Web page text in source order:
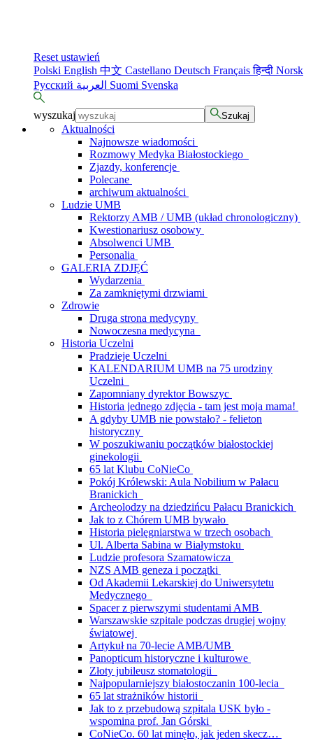
Reset ustawień
Polski English 中文 Castellano Deutsch Françaisहिन्दी Norsk
Русский
Suomi Svenska
wyszukaj Szukaj
Aktualności
Najnowsze wiadomości
Rozmowy Medyka Białostockiego
Zjazdy, konferencje
Polecane
archiwum aktualności
Ludzie UMB
Rektorzy AMB / UMB (układ chronologiczny)
Kwestionariusz osobowy
Absolwenci UMB
Personalia
GALERIA ZDJĘĆ
Wydarzenia
Za zamkniętymi drzwiami
Zdrowie
Druga strona medycyny
Nowoczesna medycyna
Historia Uczelni
Pradzieje Uczelni
KALENDARIUM UMB na 75 urodziny
Uczelni
Zapomniany dyrektor Bowszyc
Historia jednego zdjęcia - tam jest moja mama!
A gdyby UMB nie powstało? - felieton
historyczny
W poszukiwaniu początków białostockiej
ginekologii
65 lat Klubu CoNieCo
Pokój Królewski: Aula Nobilium w Pałacu
Branickich
Archeolodzy na dziedzińcu Pałacu Branickich
Jak to z Chórem UMB bywało
Historia pielęgniarstwa w trzech osobach
Ul. Alberta Sabina w Białymstoku
Ludzie profesora Szamatowicza
NZS AMB geneza i początki
Od Akademii Lekarskiej do Uniwersytetu
Medycznego
Spacer z pierwszymi studentami AMB
Warszawskie szpitale podczas drugiej wojny
światowej
Artykuł na 70-lecie AMB/UMB
Panopticum historyczne i kulturowe
Złoty jubileusz stomatologii
Najpopularniejszy białostoczanin 100-lecia
65 lat strażników historii
Jak to z przebudową szpitala USK było -
wspomina prof. Jan Górski
CoNieCo. 60 lat minęło, jak jeden skecz…